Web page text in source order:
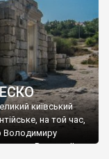
київський
на той час,
Володимиру
Василю ІІ, та